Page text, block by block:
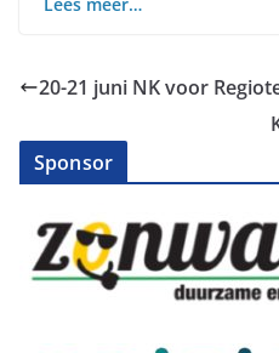
20-21 juni NK voor
Sponsor